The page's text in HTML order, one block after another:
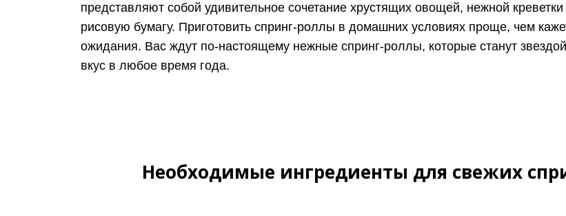
представляют собой удивительное сочетание хрустящих овощей, нежной
рисовую бумагу. Приготовить спринг-роллы в домашних условиях проще, чем
ожидания. Вас ждут по-настоящему нежные спринг-роллы, которые станут
вкус в любое время года.
Необходимые ингредиенты для свежих